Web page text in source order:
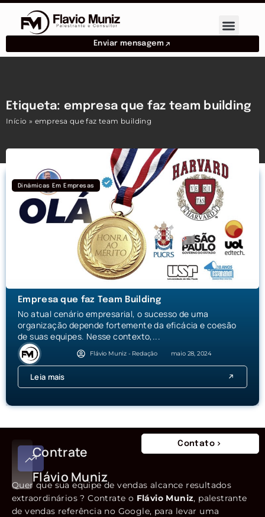
Enviar mensagem
Etiqueta: empresa que faz team building
Início » empresa que faz team building
Dinâmicas Em Empresas
Empresa que faz Team Building
No atual cenário empresarial, o sucesso de uma
organização depende fortemente da eficácia e coesão
de suas equipes. Nesse contexto,...
Flávio Muniz - Redação maio 28, 2024
Leia mais
Contrate
Flávio Muniz
Contato
Quer que sua equipe de vendas alcance resultados
extraordinários ? Contrate o Flávio Muniz, palestrante
de vendas referência no Google, para levar uma